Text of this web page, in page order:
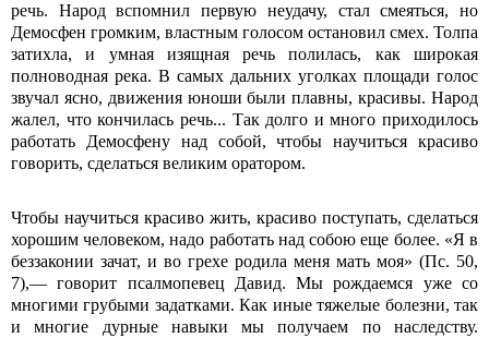
речь. Народ вспомнил первую неудачу, стал смеяться, но
Демосфен громким, властным голосом остановил смех. Толпа
затихла, и умная изящная речь полилась, как широкая
полноводная река. В самых дальних уголках площади голос
звучал ясно, движения юноши были плавны, красивы. Народ
жалел, что кончилась речь... Так долго и много приходилось
работать Демосфену над собой, чтобы научиться красиво
говорить, сделаться великим оратором.
Чтобы научиться красиво жить, красиво поступать, сделаться
хорошим человеком, надо работать над собою еще более. «Я в
беззаконии зачат, и во грехе родила меня мать моя» (Пс. 50,
7),— говорит псалмопевец Давид. Мы рождаемся уже со
многими грубыми задатками. Как иные тяжелые болезни, так
и многие дурные навыки мы получаем по наследству.